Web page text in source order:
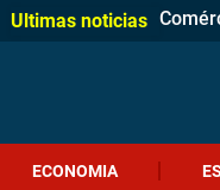
Ultimas noticias Prouni
Dia
Corpo
ECONOMIA